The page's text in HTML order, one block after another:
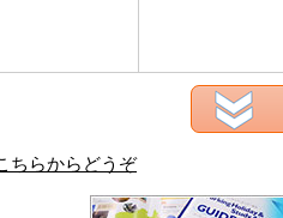
ちらからどうぞ